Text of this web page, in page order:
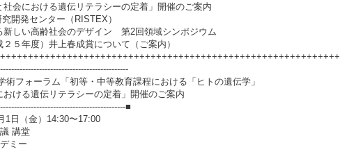
会における遺伝リテラシーの定着」開催のご案内
発センター（RISTEX）
新しい高齢社会のデザイン 第2回領域シンポジウム
５年度）井上春成賞について（ご案内）
術フォーラム「初等・中等教育課程における「ヒトの遺伝学」
おける遺伝リテラシーの定着」開催のご案内
■
1日（金）14:30〜17:00
講堂
ミー